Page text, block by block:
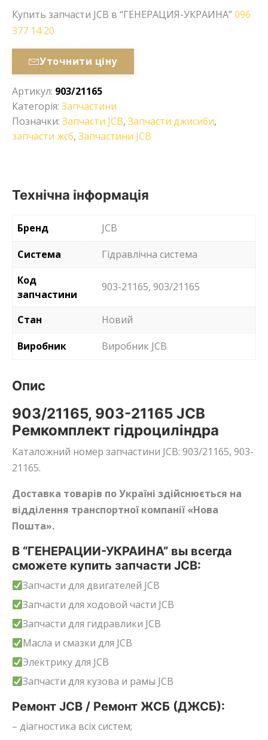
Купить запчасти JCB в “ГЕНЕРАЦИЯ-УКРАИНА”096
377 14 20
Уточнити ціну
Артикул: 903/21165
Категорія: Запчастини
Позначки: Запчасти JCB, Запчасти джисиби,
запчасти жсб, Запчастини JCB
Технічна інформація
Бренд
JCB
Система
Гідравлічна система
Код
запчастини
903-21165, 903/21165
Стан
Новий
Виробник
Виробник JCB
Опис
903/21165, 903-21165 JCB
Ремкомплект гідроциліндра
Каталожний номер запчастини JCB: 903/21165, 903-
21165.
Доставка товарів по Україні здійснюється на
відділення транспортної компанії «Нова
Пошта».
В “ГЕНЕРАЦИИ-УКРАИНА” вы всегда
сможете купить запчасти JCB:
Запчасти для двигателей JCB
Запчасти для ходовой части JCB
Запчасти для гидравлики JCB
Масла и смазки для JCB
Электрику для JCB
Запчасти для кузова и рамы JCB
Ремонт JCB / Ремонт ЖСБ (ДЖСБ):
– діагностика всіх систем;